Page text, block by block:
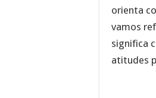
orienta
vamos
significa
atitudes